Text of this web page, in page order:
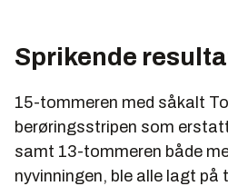
Sprikende
15-tommeren med såkalt
berøringsstripen som
samt 13-tommeren både
nyvinningen, ble alle lagt på